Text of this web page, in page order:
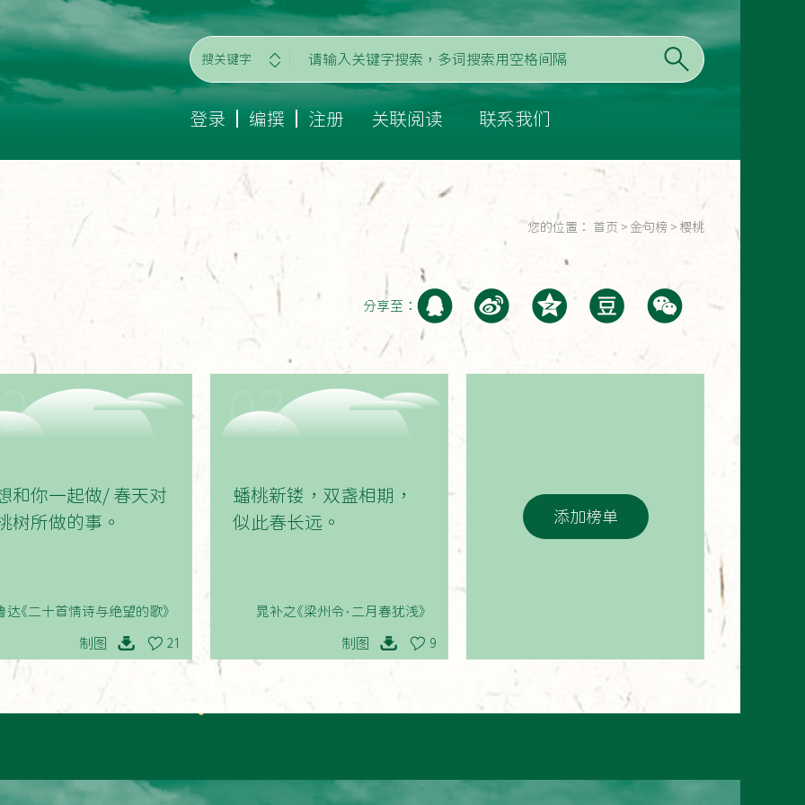
搜关键字
登录 编撰 注册 关联阅读 联系我们
您的位置： 首页 > 金句榜 > 樱桃
分享至：
和你一起做/ 春天对
树所做的事。
达《二十首情诗与绝望的歌》
制图 21
03
蟠桃新镂，双盏相期，
似此春长远。
晁补之《梁州令·二月春犹浅》
制图 9
添加榜单